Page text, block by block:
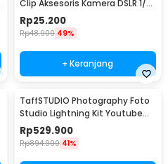
Clip Aksesoris Kamera DSLR 1/4
3/8 Inch - JT10002
Rp25.200
Rp48.900 49%
+ Keranjang
TaffSTUDIO Photography Foto
Studio Lightning Kit Youtube
Vlog - D-HZ7
Rp529.900
Rp894.900 41%